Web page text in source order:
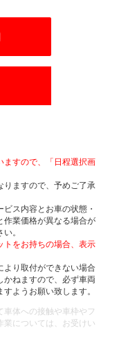
すので、「日程選択画
ますので、予めご了承
ス内容とお車の状態・
作業価格が異なる場合が
。
をお持ちの場合、表示
り取付ができない場合
かねますので、必ず車両
ようお願い致します。
体への接触や車枠やフ
業については、お受けい